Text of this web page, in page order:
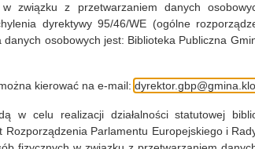
26.05.2017
świętowała 60-lecie
przedstawicieli władz gminy,
czytelników. Uroczystość
Urszula Panterałka wraz z
ks. Zdzisław Wojtowicz,
związku z przetwarzaniem danych
dyrektywy 95/46/WE (ogólne
osobowych jest: Biblioteka Publiczna
kierować na e-mail:
w celu realizacji działalności statutowej
Parlamentu Europejskiego i